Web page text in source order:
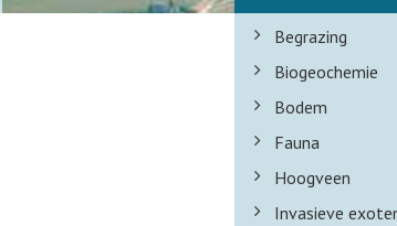
Begrazing
Biogeochemie
Bodem
Fauna
Hoogveen
Invasieve